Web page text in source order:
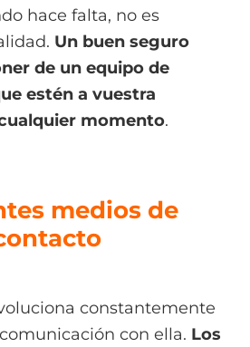
hace falta, no es
Un buen seguro
de un equipo de
estén a vuestra
momento.
medios de
constantemente
con ella. Los